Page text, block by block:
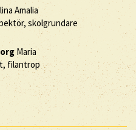
Amalia
skolgrundare
Maria
filantrop